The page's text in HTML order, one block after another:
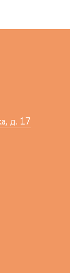
д. 17